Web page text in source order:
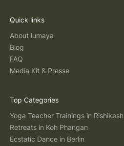
Quick links
About lumaya
Blog
FAQ
Media Kit & Presse
Top Categories
Yoga Teacher Trainings in Rishikesh
Retreats in Koh Phangan
Ecstatic Dance in Berlin